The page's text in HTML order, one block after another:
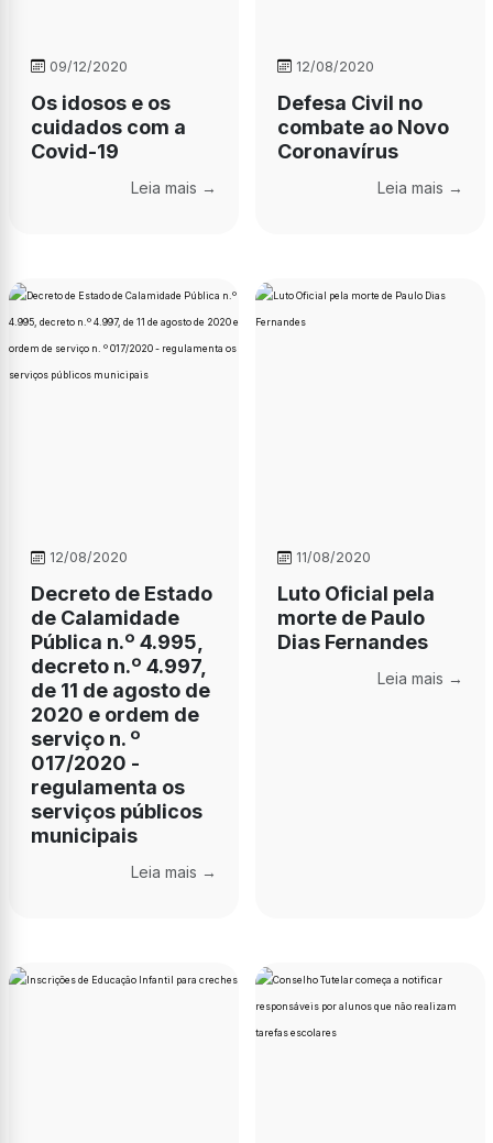
09/12/2020
Os idosos e os
cuidados com a
Covid-19
Leia mais →
12/08/2020
Defesa Civil no
combate ao Novo
Coronavírus
Leia mais →
12/08/2020
Decreto de Estado
de Calamidade
Pública n.º 4.995,
decreto n.º 4.997,
de 11 de agosto de
2020 e ordem de
serviço n. º
017/2020 -
regulamenta os
serviços públicos
municipais
Leia mais →
11/08/2020
Luto Oficial pela
morte de Paulo
Dias Fernandes
Leia mais →